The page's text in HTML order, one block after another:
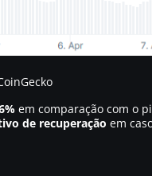
em comparação com o
de recuperação em